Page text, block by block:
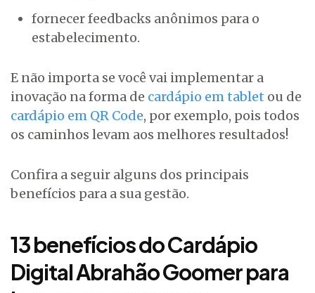
fornecer feedbacks anônimos para o
estabelecimento.
E não importa se você vai implementar a
inovação na forma de cardápio em tablet ou de
cardápio em QR Code, por exemplo, pois todos
os caminhos levam aos melhores resultados!
Confira a seguir alguns dos principais
benefícios para a sua gestão.
13 benefícios do Cardápio
Digital Abrahão Goomer para